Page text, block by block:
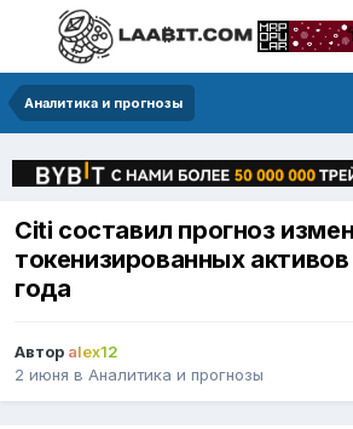
Аналитика и прогнозы
Citi составил прогноз
токенизированных
года
Автор alex12
2 июня в Аналитика и прогнозы